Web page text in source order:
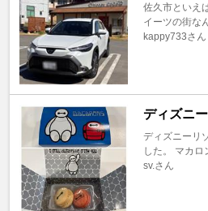
佐久市といえ
イーツの街な
kappy733さん
ディズニ
ディズニーリ
した。 マカロ
sv.さん